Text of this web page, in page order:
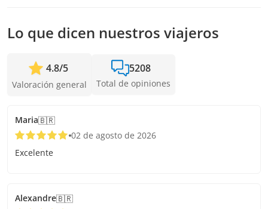
Lo que dicen nuestros viajeros
4.8/5
Valoración general
5208
Total de opiniones
Maria🇧🇷
02 de agosto de 2026
Excelente
Alexandre🇧🇷